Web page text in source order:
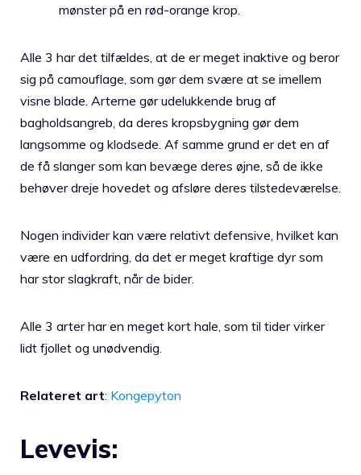
mønster på en rød-orange krop.
Alle 3 har det tilfældes, at de er meget inaktive og beror
sig på camouflage, som gør dem svære at se imellem
visne blade. Arterne gør udelukkende brug af
bagholdsangreb, da deres kropsbygning gør dem
langsomme og klodsede. Af samme grund er det en af
de få slanger som kan bevæge deres øjne, så de ikke
behøver dreje hovedet og afsløre deres tilstedeværelse.
Nogen individer kan være relativt defensive, hvilket kan
være en udfordring, da det er meget kraftige dyr som
har stor slagkraft, når de bider.
Alle 3 arter har en meget kort hale, som til tider virker
lidt fjollet og unødvendig.
Relateret art: Kongepyton
Levevis: